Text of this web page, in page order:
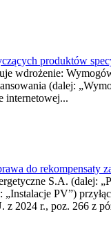
produktów
wdrożenie:
(dalej:
internetowej...
do rekompensaty
S.A. (dalej:
PV”)
z 2024 r., poz. 266 z